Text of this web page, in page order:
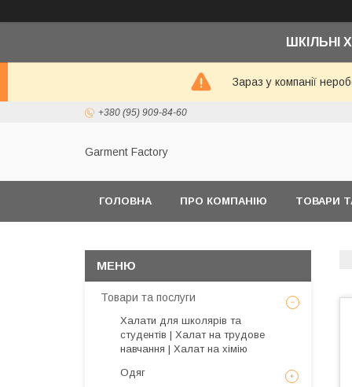
ШКІЛЬНІ
Зараз у компанії
+380 (95) 909-84-60
Garment Factory
ГОЛОВНА ПРО КОМПАНІЮ ТОВАРИ
Товари та послуги
Халати для школярів та
студентів | Халат на трудове
навчання | Халат на хімію
Одяг